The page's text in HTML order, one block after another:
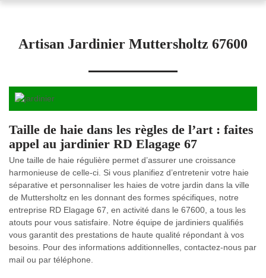
Artisan Jardinier Muttersholtz 67600
Taille de haie dans les règles de l’art : faites
appel au jardinier RD Elagage 67
Une taille de haie régulière permet d’assurer une croissance
harmonieuse de celle-ci. Si vous planifiez d’entretenir votre haie
séparative et personnaliser les haies de votre jardin dans la ville
de Muttersholtz en les donnant des formes spécifiques, notre
entreprise RD Elagage 67, en activité dans le 67600, a tous les
atouts pour vous satisfaire. Notre équipe de jardiniers qualifiés
vous garantit des prestations de haute qualité répondant à vos
besoins. Pour des informations additionnelles, contactez-nous par
mail ou par téléphone.